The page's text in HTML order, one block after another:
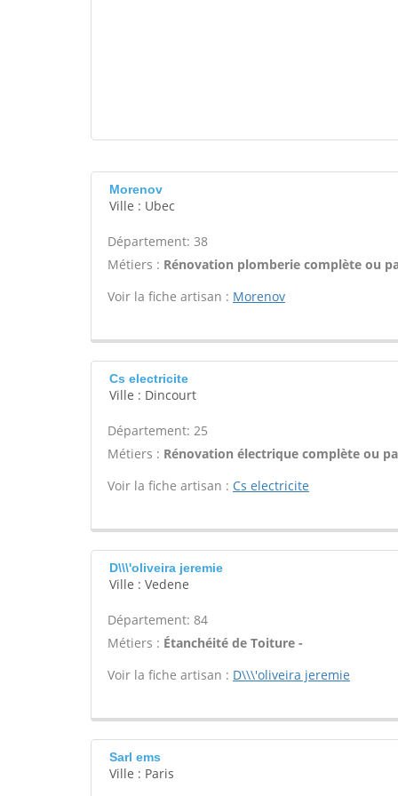
Morenov
Ville : Ubec
Département: 38
Métiers : Rénovation plomberie complète ou
Voir la fiche artisan : Morenov
Cs electricite
Ville : Dincourt
Département: 25
Métiers : Rénovation électrique complète ou
Voir la fiche artisan : Cs electricite
D\\\'oliveira jeremie
Ville : Vedene
Département: 84
Métiers : Étanchéité de Toiture -
Voir la fiche artisan : D\\\'oliveira jeremie
Sarl ems
Ville : Paris